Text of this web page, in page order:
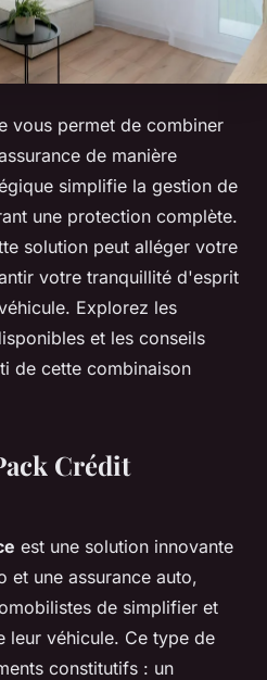
vous permet de combiner
de manière
simplifie la gestion de
une protection complète.
solution peut alléger votre
votre tranquillité d'esprit
Explorez les
et les conseils
de cette combinaison
Crédit
est une solution innovante
et une assurance auto,
de simplifier et
leur véhicule. Ce type de
constitutifs : un